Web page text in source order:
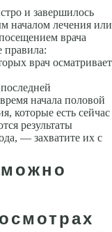
и завершилось
началом лечения или
врача
правила:
врач осматривает
начала половой
которые есть сейчас
результаты
— захватите их с